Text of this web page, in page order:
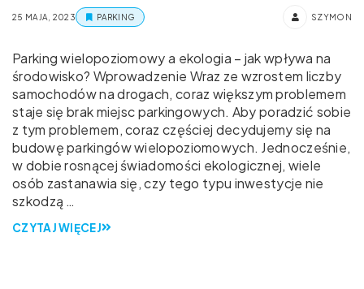
25 MAJA, 2023 PARKING SZYMON
Parking wielopoziomowy a ekologia – jak wpływa na
środowisko? Wprowadzenie Wraz ze wzrostem liczby
samochodów na drogach, coraz większym problemem
staje się brak miejsc parkingowych. Aby poradzić sobie
z tym problemem, coraz częściej decydujemy się na
budowę parkingów wielopoziomowych. Jednocześnie,
w dobie rosnącej świadomości ekologicznej, wiele
osób zastanawia się, czy tego typu inwestycje nie
szkodzą …
CZYTAJ WIĘCEJ